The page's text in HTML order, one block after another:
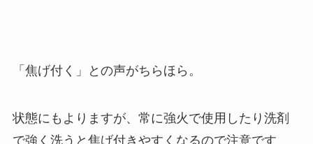
「焦げ付く」との声がちらほら。
状態にもよりますが、常に強火で使用したり洗剤
で強く洗うと焦げ付きやすくなるので注意です